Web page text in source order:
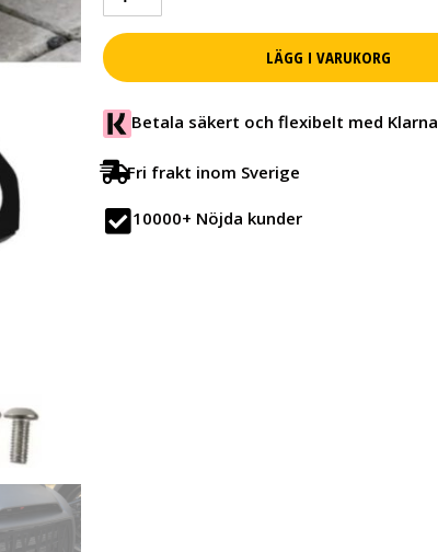
Svart/Vit
mängd
LÄGG I VARUKORG
Betala säkert och flexibelt med Klarna
Fri frakt inom Sverige
10000+ Nöjda kunder